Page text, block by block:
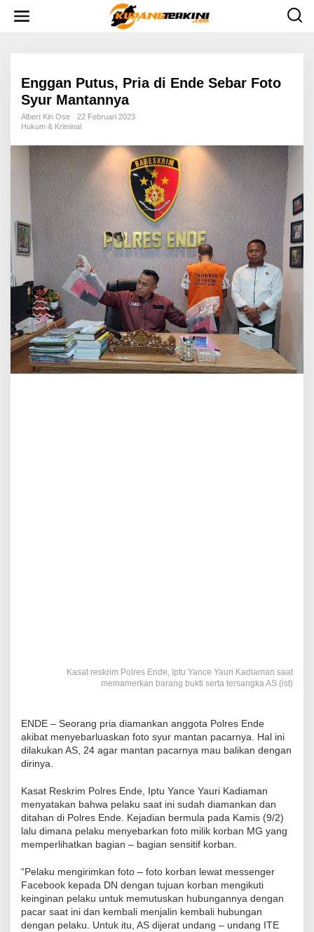
Enggan Putus, Pria di Ende Sebar Foto
Syur Mantannya
Albert Kin Ose
22 Februari 2023
Hukum & Kriminal
Kasat reskrim Polres Ende, Iptu Yance Yauri Kadiaman saat
memamerkan barang bukti serta tersangka AS (ist)
ENDE – Seorang pria diamankan anggota Polres Ende
akibat menyebarluaskan foto syur mantan pacarnya. Hal ini
dilakukan AS, 24 agar mantan pacarnya mau balikan dengan
dirinya.
Kasat Reskrim Polres Ende, Iptu Yance Yauri Kadiaman
menyatakan bahwa pelaku saat ini sudah diamankan dan
ditahan di Polres Ende. Kejadian bermula pada Kamis (9/2)
lalu dimana pelaku menyebarkan foto milik korban MG yang
memperlihatkan bagian – bagian sensitif korban.
“Pelaku mengirimkan foto – foto korban lewat messenger
Facebook kepada DN dengan tujuan korban mengikuti
keinginan pelaku untuk memutuskan hubungannya dengan
pacar saat ini dan kembali menjalin kembali hubungan
dengan pelaku. Untuk itu, AS dijerat undang – undang ITE